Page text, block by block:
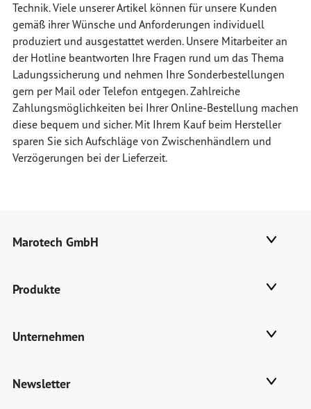
Technik. Viele unserer Artikel können für unsere Kunden
gemäß ihrer Wünsche und Anforderungen individuell
produziert und ausgestattet werden. Unsere Mitarbeiter an
der Hotline beantworten Ihre Fragen rund um das Thema
Ladungssicherung und nehmen Ihre Sonderbestellungen
gern per Mail oder Telefon entgegen. Zahlreiche
Zahlungsmöglichkeiten bei Ihrer Online-Bestellung machen
diese bequem und sicher. Mit Ihrem Kauf beim Hersteller
sparen Sie sich Aufschläge von Zwischenhändlern und
Verzögerungen bei der Lieferzeit.
Marotech GmbH
Produkte
Unternehmen
Newsletter